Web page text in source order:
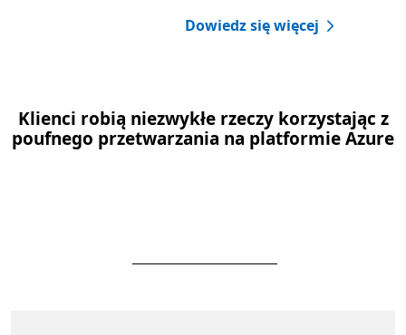
Dowiedz się więcej
Klienci robią niezwykłe rzeczy korzystając z
poufnego przetwarzania na platformie Azure